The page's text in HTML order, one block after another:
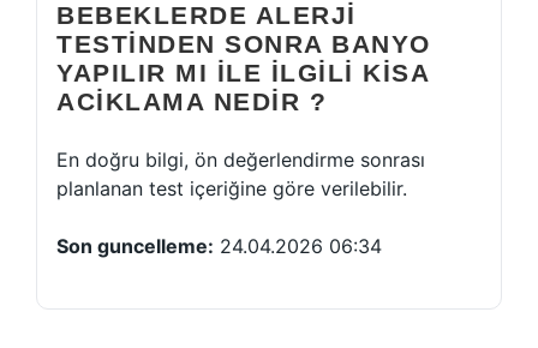
BEBEKLERDE ALERJI
TESTINDEN SONRA BANYO
YAPILIR MI ILE ILGILI KISA
ACIKLAMA NEDIR ?
En doğru bilgi, ön değerlendirme sonrası
planlanan test içeriğine göre verilebilir.
Son guncelleme: 24.04.2026 06:34